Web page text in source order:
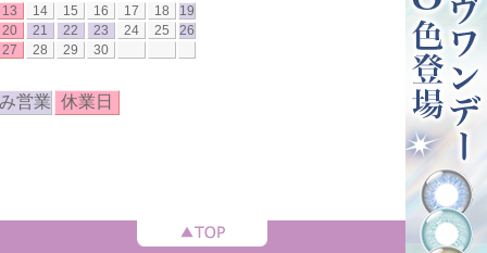
13
14 15 16 17 18
19
20
21 22 23 24 25
26
27
28 29 30
営業 休業日